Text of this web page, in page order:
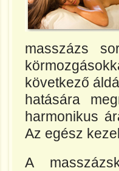
masszázs
következő
hatására
harmonikus
Az egész
A